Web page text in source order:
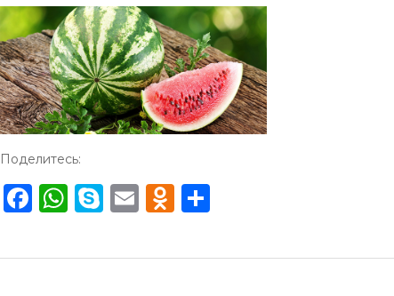
Поделитесь:
Facebook
WhatsApp
Skype
EmailOdnoklassniki